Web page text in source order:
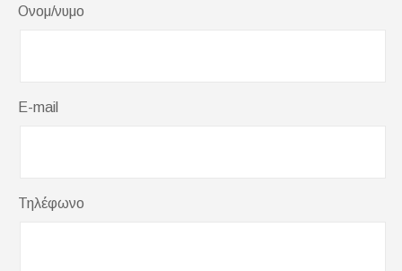
Ονομ/νυμο
E-mail
Τηλέφωνο